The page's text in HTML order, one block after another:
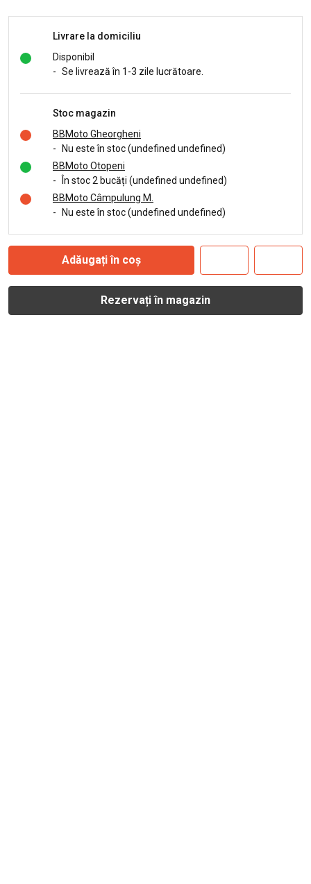
Livrare la domiciliu
Disponibil
- Se livrează în 1-3 zile lucrătoare.
Stoc magazin
BBMoto Gheorgheni
-
Nu este în stoc (undefined undefined)
BBMoto Otopeni
-
În stoc 2 bucăți (undefined undefined)
BBMoto Câmpulung M.
-
Nu este în stoc (undefined undefined)
Adăugați în coș
Rezervați în magazin